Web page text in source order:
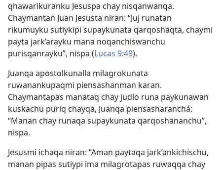
qhawarikuranku Jesuspa chay nisqanwanqa.
Chaymantan Juan Jesusta niran: “Juj runatan
rikumuyku sutiykipi supaykunata qarqoshaqta, chaymi
payta jark’arayku mana noqanchiswanchu
purisqanrayku”, nispa (Lucas 9:49).
Juanqa apostolkunalla milagrokunata
ruwanankupaqmi piensashanman karan.
Chaymantapas manataq chay judío runa paykunawan
kuskachu puriq chayqa, Juanqa piensasharanchá:
“Manan chay runaqa supaykunata qarqoshananchu”,
nispa.
Jesusmi ichaqa niran: “Aman paytaqa jark’ankichischu,
manan pipas sutiypi ima milagrotapas ruwaqqa chay